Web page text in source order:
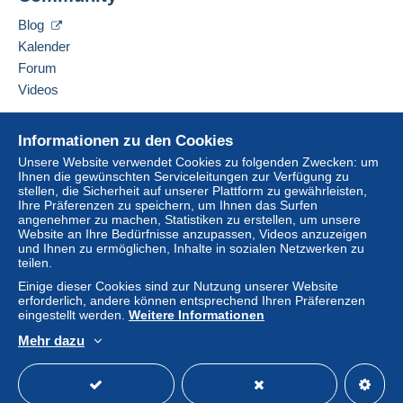
vom Verkäufer erstattet. Ein nicht bezahlter Kauf kann
Konsequenzen für das Konto des Käufers nach sich
ziehen.
sind diese Klauseln als nichtig zu betrachten. Es gelten
ausschließlich die Zahlungsbedingungen der Delcampe-
Website, wie sie in denNutzungsbedingungendefiniert
sind.
Käufe müssen, nachdem der Verkäufer die
Endabrechnung geschickt hat, innerhalb von14 Tagen
bezahlt werden.
Diesen Verkäufer zu meiner schwarzen Liste
hinzufügen
Informationen zu den Cookies
Unsere Website verwendet Cookies zu folgenden Zwecken: um
Ihnen die gewünschten Serviceleitungen zur Verfügung zu
stellen, die Sicherheit auf unserer Plattform zu gewährleisten,
Ihre Präferenzen zu speichern, um Ihnen das Surfen
angenehmer zu machen, Statistiken zu erstellen, um unsere
Website an Ihre Bedürfnisse anzupassen, Videos anzuzeigen
und Ihnen zu ermöglichen, Inhalte in sozialen Netzwerken zu
teilen.
Einige dieser Cookies sind zur Nutzung unserer Website
erforderlich, andere können entsprechend Ihren Präferenzen
eingestellt werden. Weitere Informationen
Mehr dazu
Blog
Kalender
Forum
Videos
Online-Hilfe
Auf Delcampe kaufen
Auf Delcampe verkaufen
Eine sichere Website